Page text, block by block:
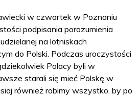
w czwartek w Poznaniu
podpisania porozumienia
na lotniskach
do Polski. Podczas uroczystości
Polacy byli w
starali się mieć Polskę w
również robimy wszystko, by po